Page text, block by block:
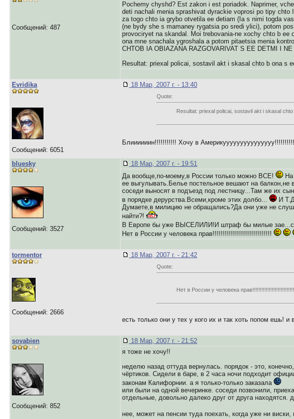
Сообщений: 487
Pochemy chyshd? Est zakon i est poriadok. Naprimer,
deti nachali menia sprashivat dyrackie voprosi po tipy
za togo chto ia grybo otvetila ee detiam (Ia s nimi togda
(ne bydy she s mamaney rygatsia po sredi ylici), potom
provociryet na skandal. Moi trebovania-ne xochy chto b
ona mne snachala ygroshala a potom pitaetsia menia
CHTOB IA OBIAZANA RAZGOVARIVAT S EE DETMI I
Resultat: priexal policai, sostavil akt i skasal chto b ona s
Evridika
Сообщений: 6051
18 Мар, 2007 г. - 13:40
Quote:
Resultat: priexal policai, sostavil akt i skasal
Блиииииин!!!!!!!!!!! Хочу в
bluesky
Сообщений: 3527
18 Мар, 2007 г. - 19:51
Да вообще,по-моему,в России только можно ВСЕ!
ее выгулывать.Белье постельное вешают на балкон,не
соседи выносят в подъезд под лестницу...Там же их
в порядке дерурства.Всеми,кроме этих долбо...
И
Думаете,в милицию не обращались?Да они уже не
найти?!
В Европе бы уже ВЫСЕЛИЛИ!И штраф бы милые
Нет в России у человека прав!!!!!!!!!!!!!!!!!!!!!!!!!!!!!!
tormentor
Сообщений: 2666
18 Мар, 2007 г. - 21:42
Quote:
Нет в России у человека
есть только они у тех у кого их и так хоть попом ешь!
sovabien
Сообщений: 852
18 Мар, 2007 г. - 21:52
я тоже не хочу!!
неделю назад оттуда вернулась. порядок - это,
чёртиков. Сидели в баре, в 2 часа ночи подходит
законам Калифорнии. а я только-только заказала
или были на одной вечеринке. соседи позвонили,
отдельные, довольно далеко друг от друга
нее, может на пенсии туда поехать, когда уже ни виски,